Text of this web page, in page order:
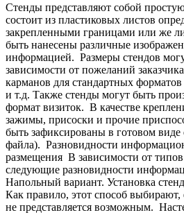
Стенды представляют собой
состоит из пластиковых листов
закрепленными границами или же
быть нанесены различные
информацией. Размеры стендов
зависимости от пожеланий
карманов для стандартных
и т.д. Также стенды могут быть
формат визиток. В качестве
зажимы, присоски и прочие
быть зафиксированы в готовом виде
файла). Разновидности
размещения В зависимости от
следующие разновидности
Напольный вариант. Установка
Как правило, этот способ выбирают,
не представляется возможным.